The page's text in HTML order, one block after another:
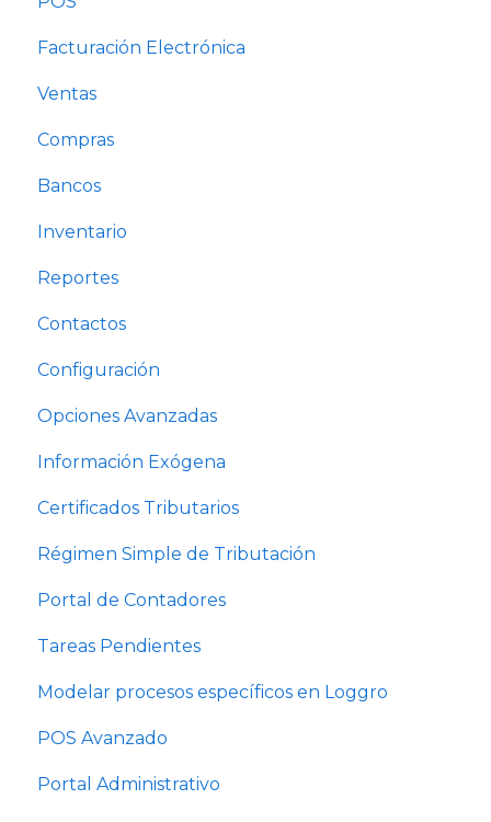
Solo Contabilidad
Facturación Electrónica
Ventas
Compras
Bancos
Inventario
Reportes
Contactos
Configuración
Opciones Avanzadas
Información Exógena
Certificados Tributarios
Régimen Simple de Tributación
Portal de Contadores
Tareas Pendientes
Modelar procesos específicos en Loggro
POS Avanzado
Portal Administrativo